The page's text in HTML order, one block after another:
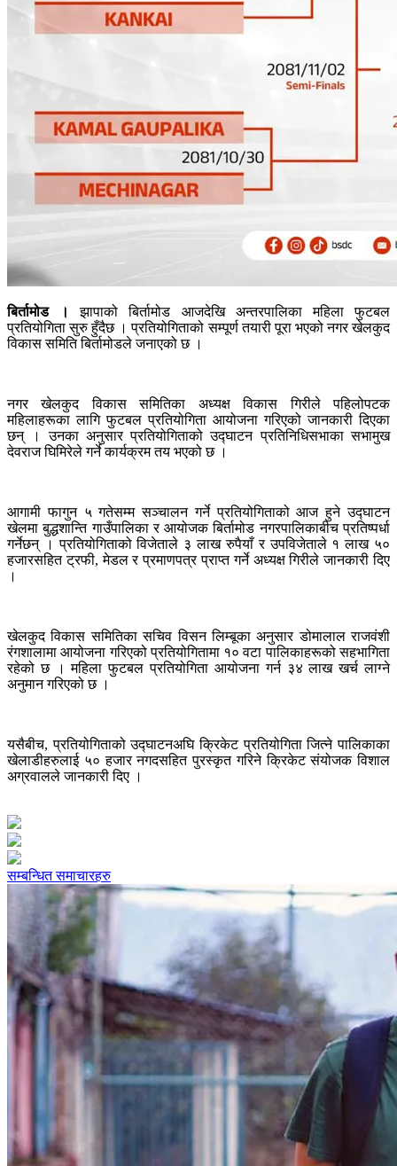
बिर्तामोड ।
झापाको बिर्तामोड आजदेखि अन्तरपालिका महिला फुटबल
प्रतियोगिता सुरु हुँदैछ । प्रतियोगिताको सम्पूर्ण तयारी पूरा भएको नगर खेलकुद
विकास समिति बिर्तामोडले जनाएको छ ।
नगर खेलकुद विकास समितिका अध्यक्ष विकास गिरीले पहिलोपटक
महिलाहरूका लागि फुटबल प्रतियोगिता आयोजना गरिएको जानकारी दिएका
छन् । उनका अनुसार प्रतियोगिताको उद्घाटन प्रतिनिधिसभाका सभामुख
देवराज घिमिरेले गर्ने कार्यक्रम तय भएको छ ।
आगामी फागुन ५ गतेसम्म सञ्चालन गर्ने प्रतियोगिताको आज हुने उद्घाटन
खेलमा बुद्धशान्ति गाउँपालिका र आयोजक बिर्तामोड नगरपालिकाबीच प्रतिष्पर्धा
गर्नेछन् । प्रतियोगिताको विजेताले ३ लाख रुपैयाँ र उपविजेताले १ लाख ५०
हजारसहित ट्रफी, मेडल र प्रमाणपत्र प्राप्त गर्ने अध्यक्ष गिरीले जानकारी दिए
।
खेलकुद विकास समितिका सचिव विसन लिम्बूका अनुसार डोमालाल राजवंशी
रंगशालामा आयोजना गरिएको प्रतियोगितामा १० वटा पालिकाहरूको सहभागिता
रहेको छ । महिला फुटबल प्रतियोगिता आयोजना गर्न ३४ लाख खर्च लाग्ने
अनुमान गरिएको छ ।
यसैबीच, प्रतियोगिताको उद्घाटनअघि क्रिकेट प्रतियोगिता जित्ने पालिकाका
खेलाडीहरुलाई ५० हजार नगदसहित पुरस्कृत गरिने क्रिकेट संयोजक विशाल
अग्रवालले जानकारी दिए ।
सम्बन्धित समाचारहरु